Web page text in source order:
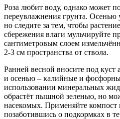
Роза любит воду, однако может
переувлажнения грунта. Осенью
но следите за тем, чтобы
сбережения влаги мульчируйте
сантиметровым слоем
2-3 см пространства от ствола.
Ранней весной вносите под куст
и осенью – калийные и
использовании минеральных
обрастёт пышной зеленью, но
насекомых. Применяйте компост
позаботившись о подкормках в